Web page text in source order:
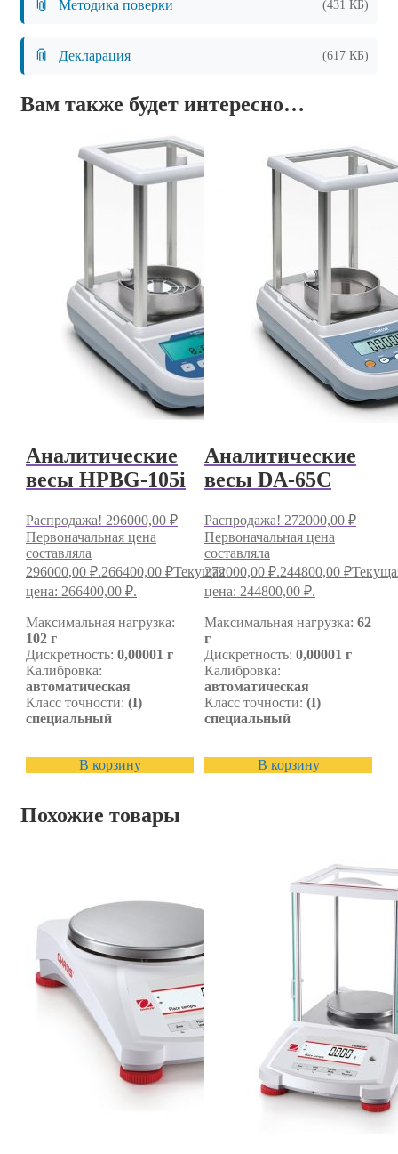
📎 Методика поверки (431 КБ)
📎 Декларация (617 КБ)
Вам также будет интересно…
Аналитические
весы HPBG-105i
Распродажа! 296000,00₽
Первоначальная цена
составляла
296000,00 ₽.266400,00 ₽Текущая
цена: 266400,00 ₽.
Максимальная нагрузка:
102 г
Дискретность: 0,00001 г
Калибровка:
автоматическая
Класс точности: (I)
специальный
В корзину
Аналитические
весы DA-65C
Распродажа! 272000,00₽
Первоначальная цена
составляла
272000,00 ₽.244800,00 ₽
цена: 244800,00 ₽.
Максимальная нагрузка: 62
г
Дискретность: 0,00001 г
Калибровка:
автоматическая
Класс точности: (I)
специальный
В корзину
Похожие товары